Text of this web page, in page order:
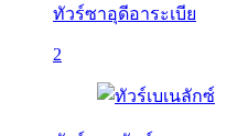
ทัวร์ซาอุดีอาระเบีย
2